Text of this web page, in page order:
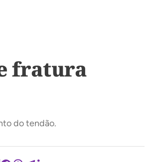
fratura
do tendão.